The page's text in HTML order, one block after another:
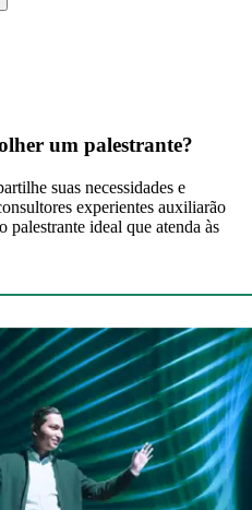
um palestrante?
suas necessidades e
experientes auxiliarão
palestrante ideal que atenda às